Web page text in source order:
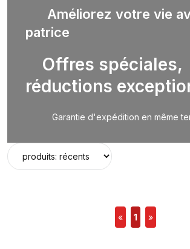
Améliorez votre vie
patrice
Offres spéciales,
réductions
Garantie d'expédition en même
« 1 »